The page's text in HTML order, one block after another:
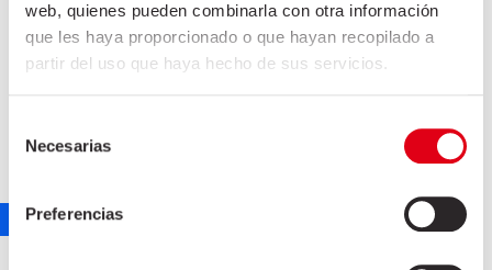
web, quienes pueden combinarla con otra información
que les haya proporcionado o que hayan recopilado a
partir del uso que haya hecho de sus servicios.
Necesarias
Preferencias
La jornada estuvo llena de momentos emocionantes, entre
ellos las actuaciones de diferentes grupos musicales, como
incluso las actuaciones por parte de los
compañeros de FRISELVA
Ramió y el director General Àlex Casañ, compartiendo
datos, la visión y los valores que nos unen como grupo. Fue